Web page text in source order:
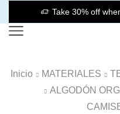
Take 30% off
Inicio MATERIALES
ALGODÓN